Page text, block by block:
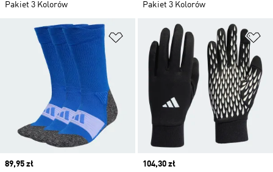
Pakiet 3 Kolorów
Pakiet 3 Kolorów
Dodaj do listy życzeń
Price
89,95 zł
Current price
104,30 zł